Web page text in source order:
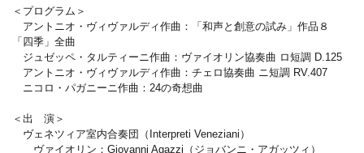
＜プログラム＞
アントニオ・ヴィヴァルディ作曲：「和声と創意の試み」作品８
「四季」全曲
ジュゼッペ・タルティーニ作曲：ヴァイオリン協奏曲 ロ短調 D.125
アントニオ・ヴィヴァルディ作曲：チェロ協奏曲 ニ短調 RV.407
ニコロ・パガニーニ作曲：24の奇想曲
＜出 演＞
ヴェネツィア室内合奏団（Interpreti Veneziani）
ヴァイオリン：Giovanni Agazzi（ジョバンニ・アガッツィ）